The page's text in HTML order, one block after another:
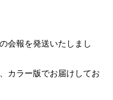
会報を発送いたしまし
カラー版でお届けしてお